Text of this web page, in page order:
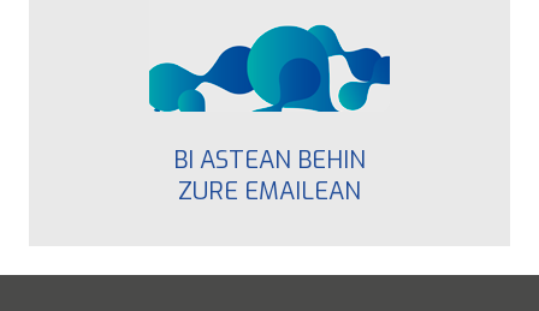
BI ASTEAN BEHIN
ZURE EMAILEAN